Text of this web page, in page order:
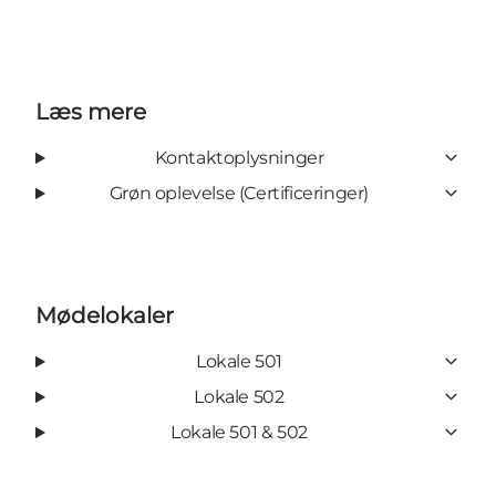
Læs mere
Kontaktoplysninger
Grøn oplevelse (Certificeringer)
Mødelokaler
Lokale 501
Lokale 502
Lokale 501 & 502